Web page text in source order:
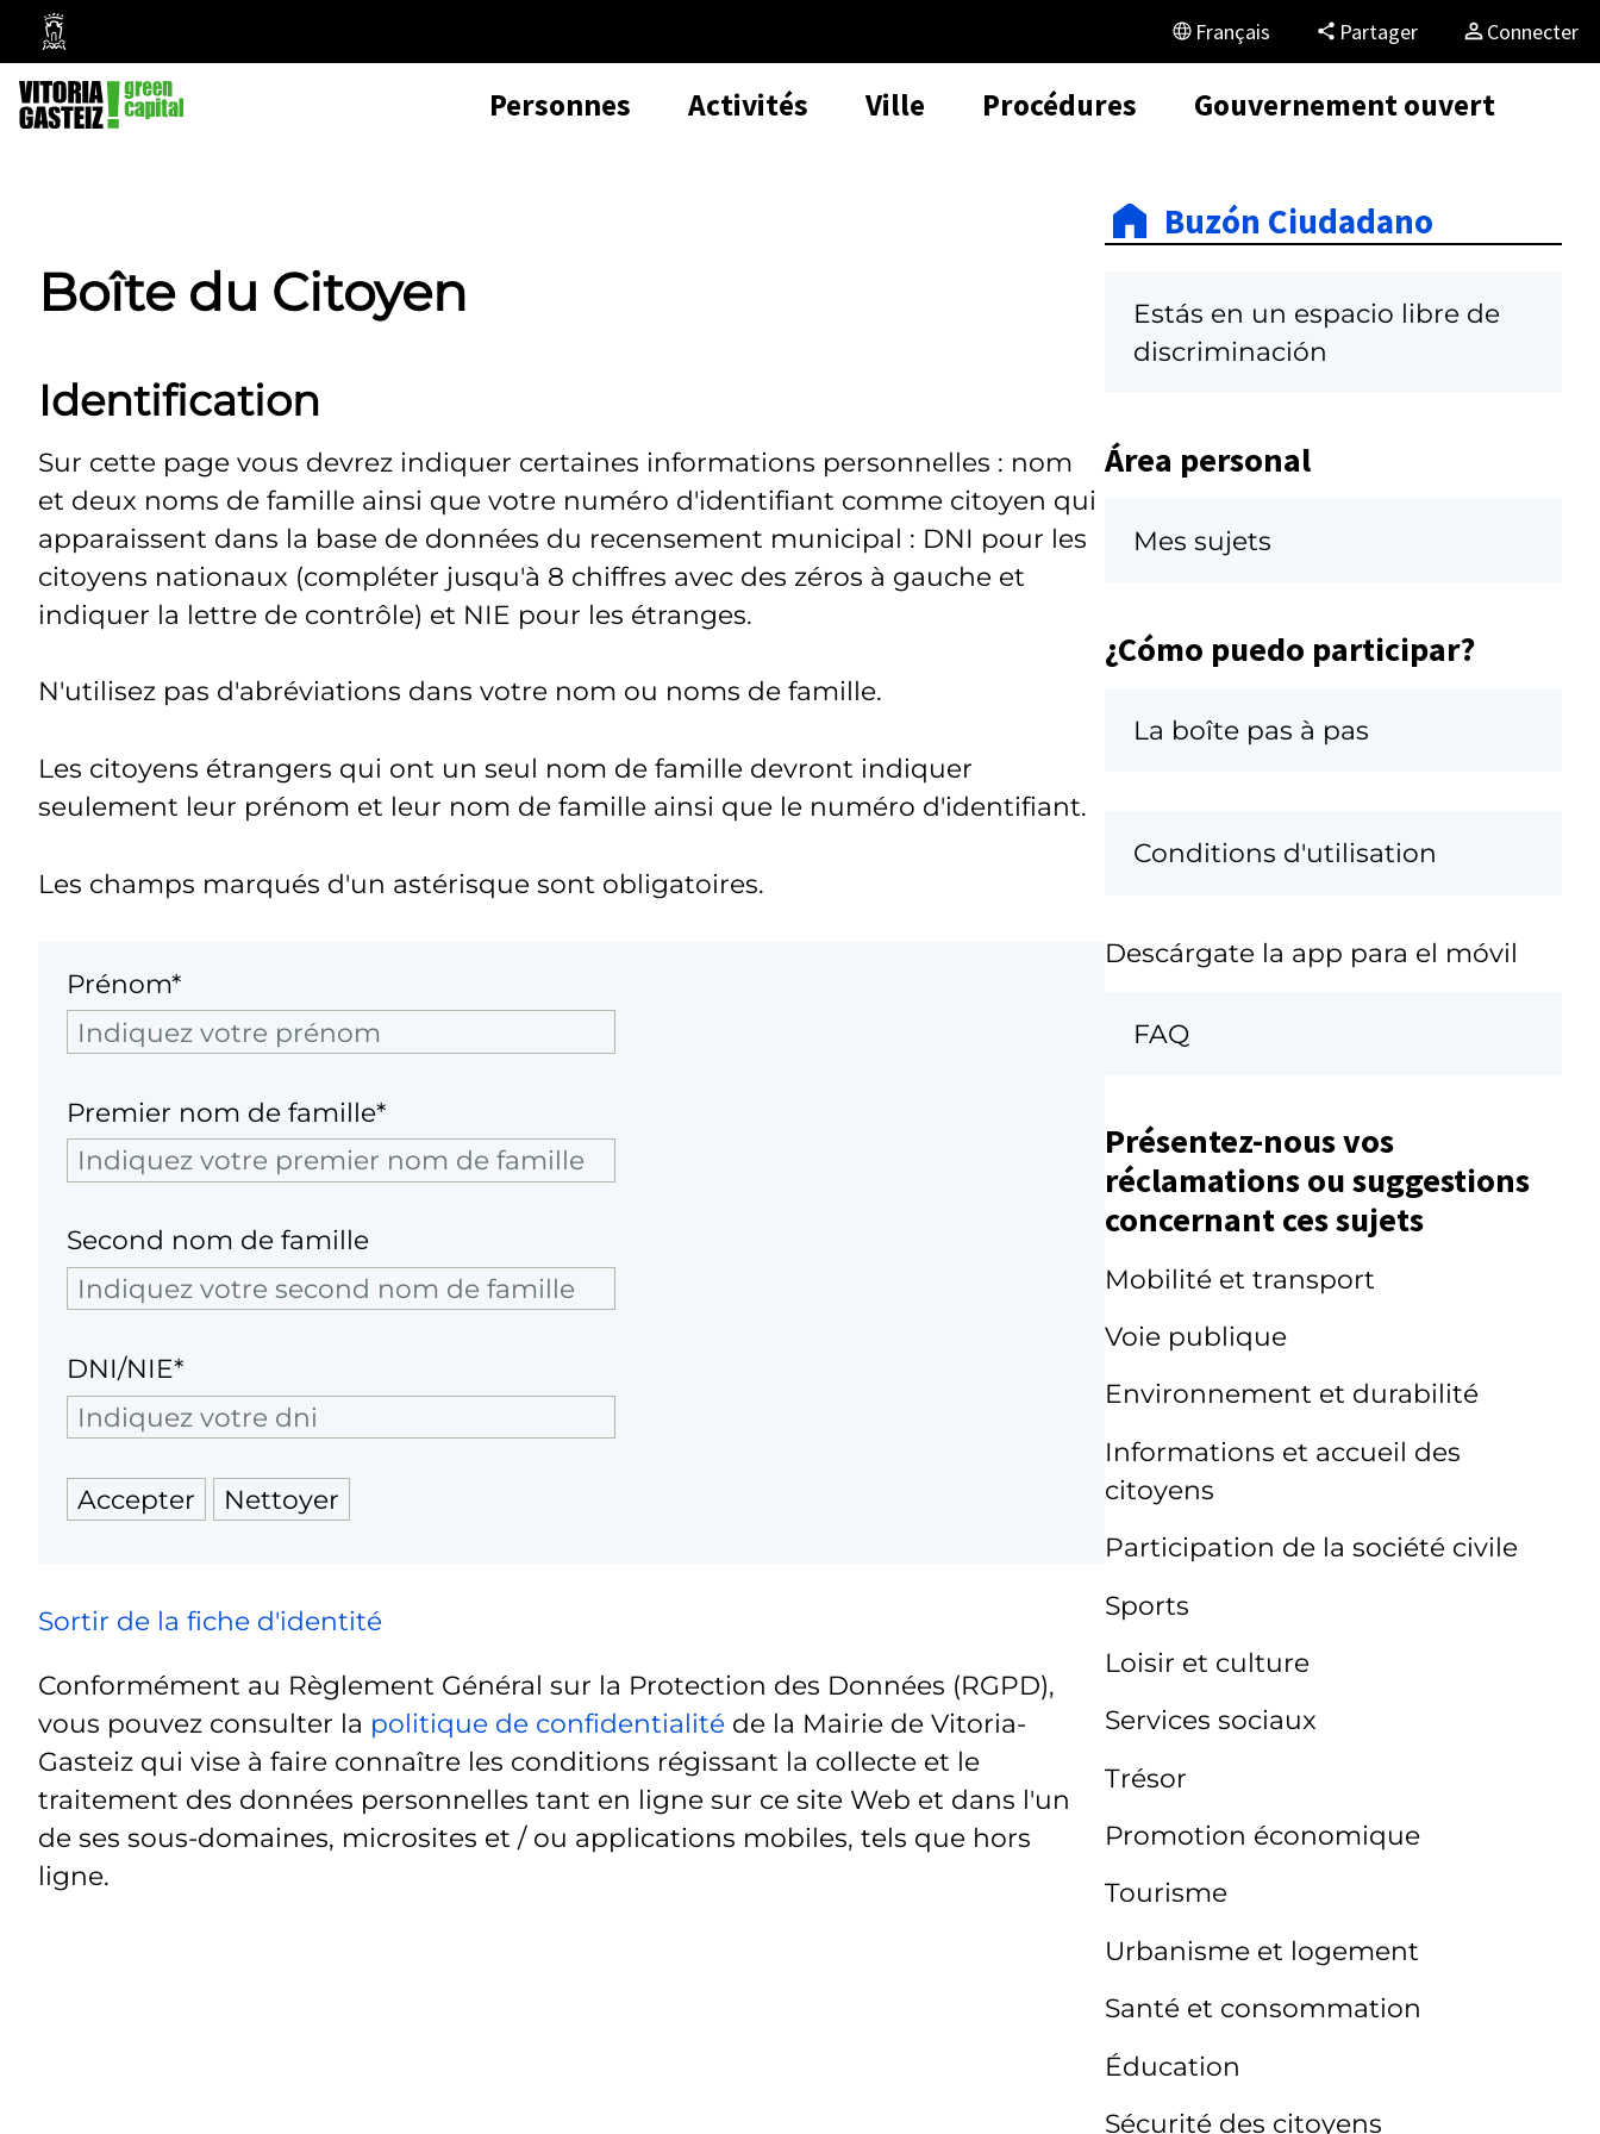
Mairie
de
Vitoria-
Gasteiz
Français Partager Connecter
Personnes Activités Ville Procédures Gouvernement ouvert
Boîte du Citoyen
Identification
Sur cette page vous devrez indiquer certaines informations personnelles : nom
et deux noms de famille ainsi que votre numéro d'identifiant comme citoyen qui
apparaissent dans la base de données du recensement municipal : DNI pour les
citoyens nationaux (compléter jusqu'à 8 chiffres avec des zéros à gauche et
indiquer la lettre de contrôle) et NIE pour les étranges.
N'utilisez pas d'abréviations dans votre nom ou noms de famille.
Les citoyens étrangers qui ont un seul nom de famille devront indiquer
seulement leur prénom et leur nom de famille ainsi que le numéro d'identifiant.
Les champs marqués d'un astérisque sont obligatoires.
Prénom*
Premier nom de famille*
Second nom de famille
DNI/NIE*
Sortir de la fiche d'identité
Conformément au Règlement Général sur la Protection des Données (RGPD),
vous pouvez consulter la politique de confidentialité de la Mairie de Vitoria-
Gasteiz qui vise à faire connaître les conditions régissant la collecte et le
traitement des données personnelles tant en ligne sur ce site Web et dans l'un
de ses sous-domaines, microsites et / ou applications mobiles, tels que hors
ligne.
Buzón Ciudadano
Estás en un espacio libre de
discriminación
Área personal
Mes sujets
¿Cómo puedo participar?
La boîte pas à pas
Conditions d'utilisation
Descárgate la app para el móvil
FAQ
Présentez-nous vos
réclamations ou suggestions
concernant ces sujets
Mobilité et transport
Voie publique
Environnement et durabilité
Informations et accueil des
citoyens
Participation de la société civile
Sports
Loisir et culture
Services sociaux
Trésor
Promotion économique
Tourisme
Urbanisme et logement
Santé et consommation
Éducation
Sécurité des citoyens